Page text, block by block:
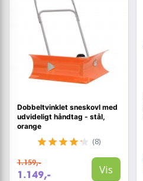
Dobbeltvinklet sneskovl med
udvideligt håndtag - stål,
orange
(8)
1.159,-
1.149,- Vis